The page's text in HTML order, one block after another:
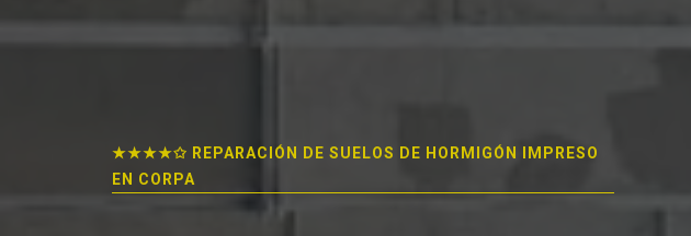
★★★★✩ REPARACIÓN DE SUELOS DE HORMIGÓN IMPRESO
EN CORPA